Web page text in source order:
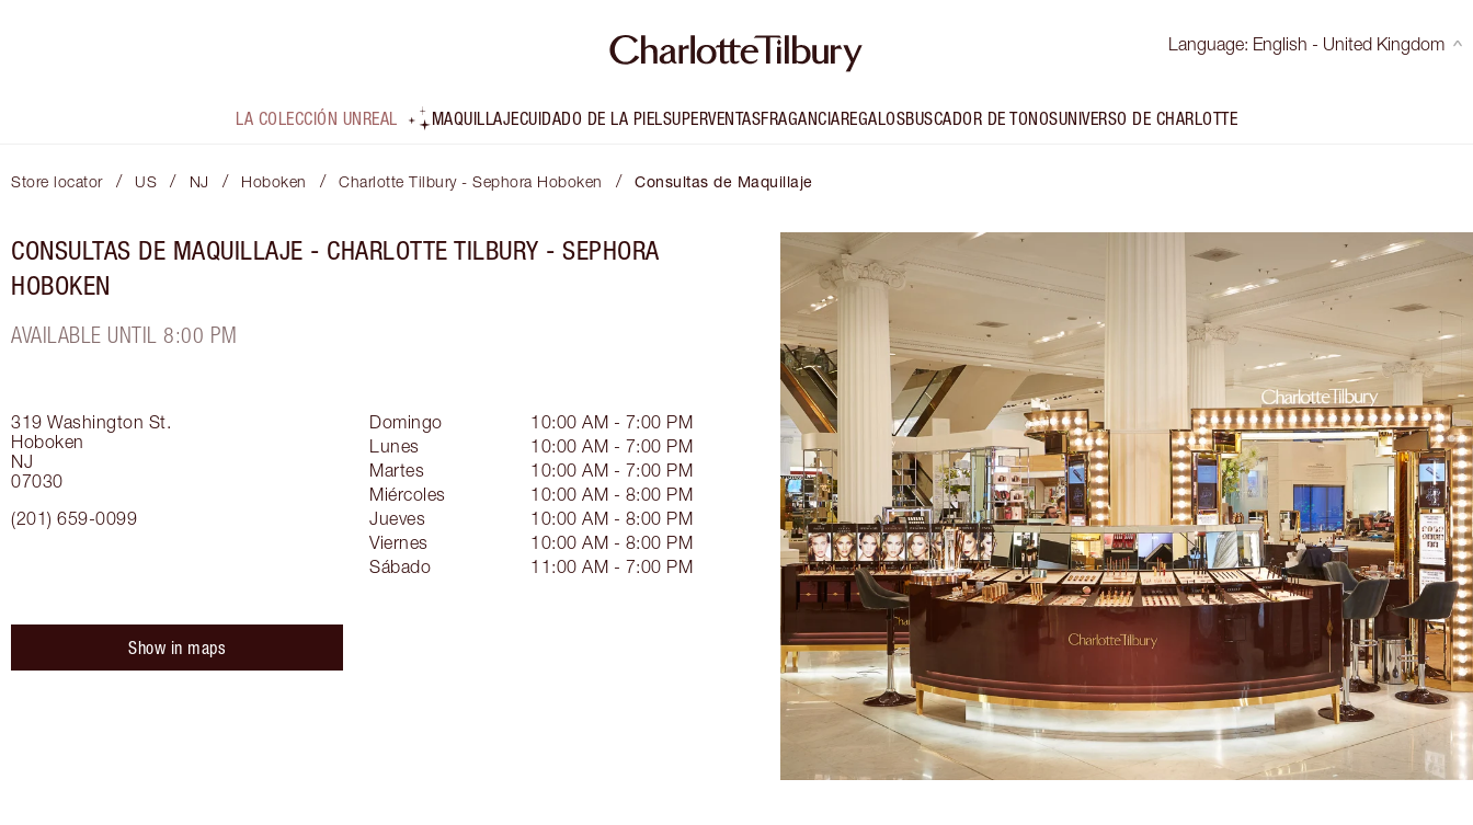
Language: English - United Kingdom
LA COLECCIÓN UNREAL MAQUILLAJECUIDADO DE LA PIELSUPERVENTASFRAGANCIAREGALOSBUSCADOR DE TONOSUNIVERSO DE CHARLOTTE
Store locator / US / NJ / Hoboken / Charlotte Tilbury - Sephora Hoboken / Consultas de Maquillaje
CONSULTAS DE MAQUILLAJE - CHARLOTTE TILBURY - SEPHORA
HOBOKEN
AVAILABLE UNTIL 8:00 PM
319 Washington St.
Hoboken
NJ
07030
(201) 659-0099
Domingo
10:00 AM - 7:00 PM
Lunes
10:00 AM - 7:00 PM
Martes
10:00 AM - 7:00 PM
Miércoles
10:00 AM - 8:00 PM
Jueves
10:00 AM - 8:00 PM
Viernes
10:00 AM - 8:00 PM
Sábado
11:00 AM - 7:00 PM
Show in maps